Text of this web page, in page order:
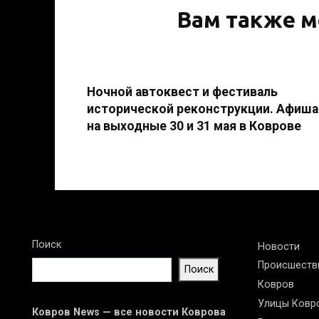
Вам также
Ночной автоквест и фестиваль
исторической реконструкции. Афиша
на выходные 30 и 31 мая в Коврове
Поиск
Поиск
Ковров News — все новости Коврова
Новости
Ковров
Улицы